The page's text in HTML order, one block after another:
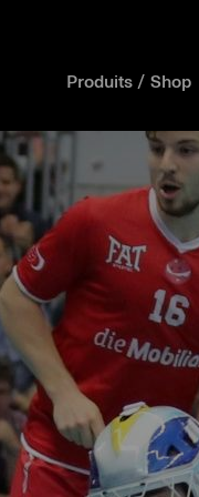
Produits / Shop